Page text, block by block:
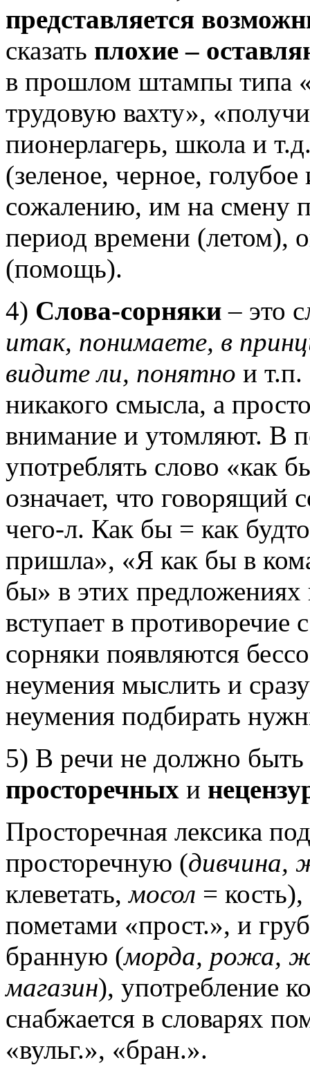
представляется
сказать плохие –
в прошлом штампы типа
трудовую вахту»,
пионерлагерь, школа и
(зеленое, черное,
сожалению, им на смену
период времени (летом),
(помощь).
4) Слова-сорняки – это
итак, понимаете, в
видите ли, понятно и т.п.
никакого смысла, а
внимание и утомляют. В
употреблять слово «как
означает, что говорящий
чего-л. Как бы = как
пришла», «Я как бы в
бы» в этих предложениях
вступает в
сорняки появляются
неумения мыслить и
неумения подбирать
5) В речи не должно
просторечных и
Просторечная лексика
просторечную (
клеветать,мосол =
пометами «прост.», и
бранную (морда, рожа,
магазин), употребление
снабжается в словарях
«вульг.», «бран.».